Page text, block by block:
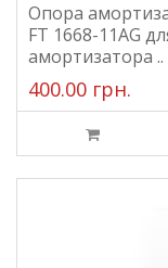
Опора
FT 1668-11AG
амортизатора ..
400.00 грн.